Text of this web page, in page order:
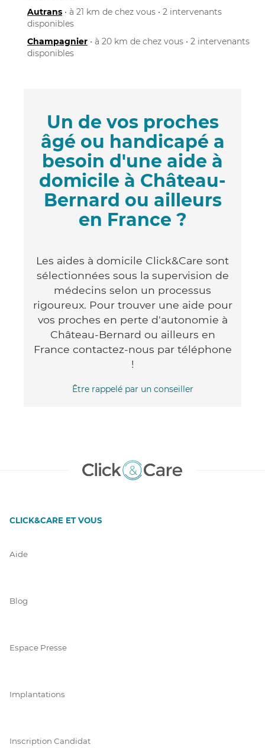
Autrans • à 21 km de chez vous • 2 intervenants
disponibles
Champagnier • à 20 km de chez vous • 2 intervenants
disponibles
Un de vos proches
âgé ou handicapé a
besoin d'une aide à
domicile à Château-
Bernard ou ailleurs
en France ?
Les aides à domicile Click&Care sont
sélectionnées sous la supervision de
médecins selon un processus
rigoureux. Pour trouver une aide pour
vos proches en perte d'autonomie à
Château-Bernard ou ailleurs en
France contactez-nous par téléphone
!
Être rappelé par un conseiller
CLICK&CARE ET VOUS
Aide
Blog
Espace Presse
Implantations
Inscription Candidat